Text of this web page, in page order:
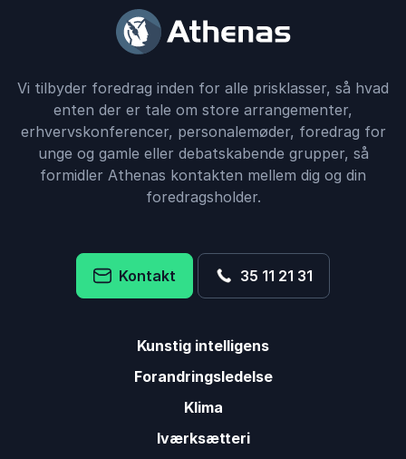
Vi tilbyder foredrag inden for alle prisklasser, så hvad
enten der er tale om store arrangementer,
erhvervskonferencer, personalemøder, foredrag for
unge og gamle eller debatskabende grupper, så
formidler Athenas kontakten mellem dig og din
foredragsholder.
Kontakt 35 11 21 31
Kunstig intelligens
Forandringsledelse
Klima
Iværksætteri